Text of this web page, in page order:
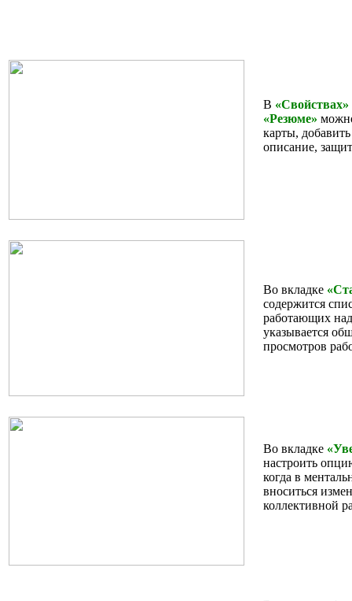
В «Свойствах»
«Резюме»
карты,
описание,
Во вкладке
содержится
работающих
указывается
просмотров
Во вкладке
настроить
когда в
вноситься
коллективной